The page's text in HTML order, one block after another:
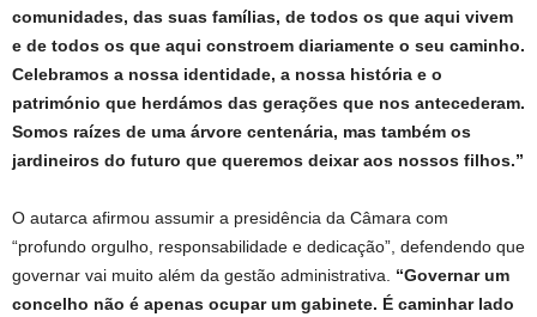
comunidades, das suas famílias, de todos os que aqui vivem
e de todos os que aqui constroem diariamente o seu caminho.
Celebramos a nossa identidade, a nossa história e o
património que herdámos das gerações que nos antecederam.
Somos raízes de uma árvore centenária, mas também os
jardineiros do futuro que queremos deixar aos nossos filhos.”
O autarca afirmou assumir a presidência da Câmara com
“profundo orgulho, responsabilidade e dedicação”, defendendo que
governar vai muito além da gestão administrativa. “Governar um
concelho não é apenas ocupar um gabinete. É caminhar lado